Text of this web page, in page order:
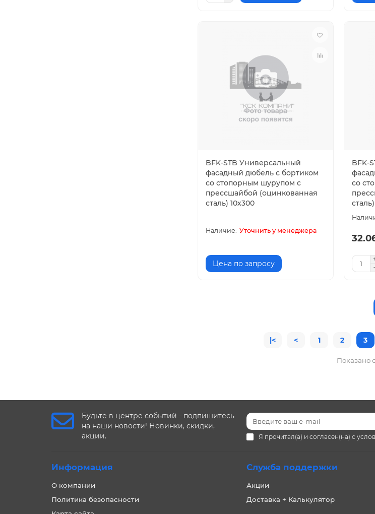
BFK-STB Универсальный
фасадный дюбель с бортиком
со стопорным шурупом с
прессшайбой (оцинкованная
сталь) 10х300
Уточнить у менеджера
Цена по запросу
BFK-
со
|< < 1 2 3
Показано
Будьте в центре событий - подпишитесь
на наши новости! Новинки, скидки,
акции.
Я прочитал(а) и согласен(на) с
Информация
О компании
Политика безопасности
Служба поддержки
Акции
Доставка + Калькулятор